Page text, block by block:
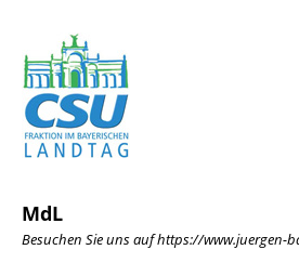
MdL
Besuchen Sie uns auf https://www.juergen-